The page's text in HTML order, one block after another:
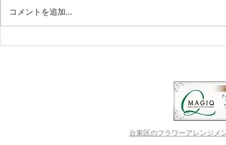
コメントを追加…
台東区のフラワーアレンジメ